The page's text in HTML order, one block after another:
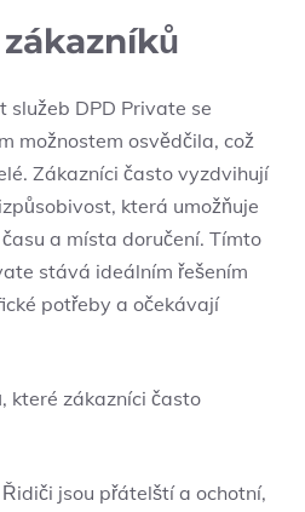
služeb DPD Private se
možnostem osvědčila, což
Zákazníci často vyzdvihují
která umožňuje
a místa doručení. Tímto
stává ideálním řešením
potřeby a očekávají
které zákazníci často
Řidiči jsou přátelští a ochotní,